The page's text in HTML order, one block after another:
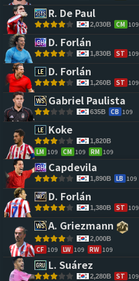
R. De Paul
2,030B CM 109
D. Forlán
1,830B ST 109
D. Forlán
1,260B ST 109
Gabriel Paulista
635B CB 109
Koke
1,820B
LM 109 CM 109 RM 109
Capdevila
1,890B LB 109
D. Forlán
1,380B ST 109
A. Griezmann
2,000B
CF 109 LW 109 RW 109
L. Suárez
2,280B ST 109